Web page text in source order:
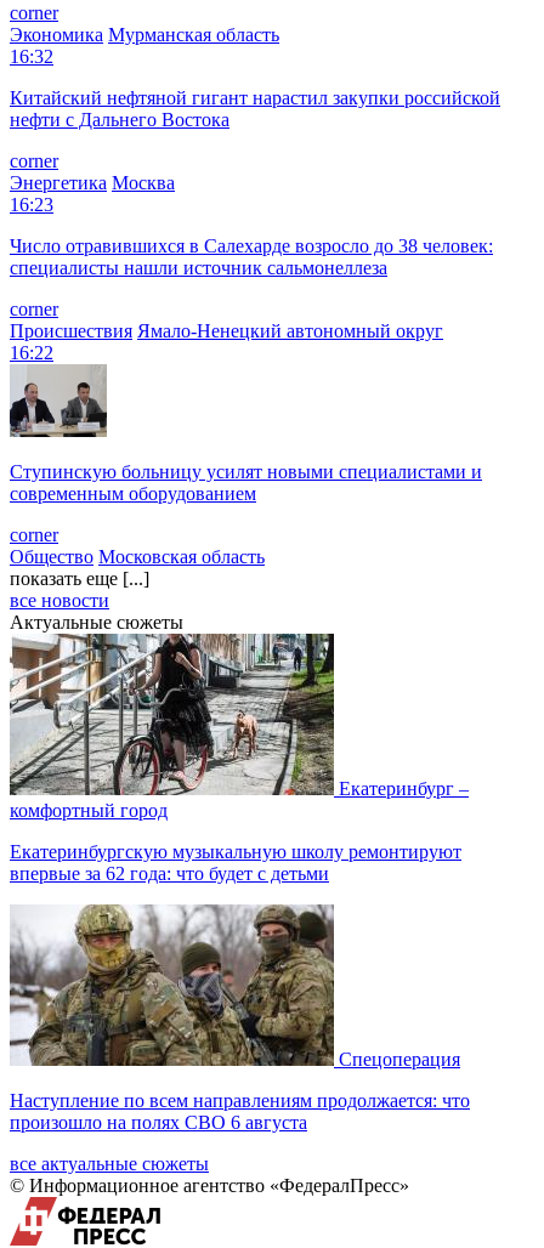
corner
Экономика Мурманская область
16:32
Китайский нефтяной гигант нарастил закупки российской
нефти с Дальнего Востока
corner
Энергетика Москва
16:23
Число отравившихся в Салехарде возросло до 38 человек:
специалисты нашли источник сальмонеллеза
corner
Происшествия Ямало-Ненецкий автономный округ
16:22
Ступинскую больницу усилят новыми специалистами и
современным оборудованием
corner
Общество Московская область
показать еще [...]
все новости
Актуальные сюжеты
Екатеринбург –
комфортный город
Екатеринбургскую музыкальную школу ремонтируют
впервые за 62 года: что будет с детьми
Спецоперация
Наступление по всем направлениям продолжается: что
произошло на полях СВО 6 августа
все актуальные сюжеты
© Информационное агентство «ФедералПресс»